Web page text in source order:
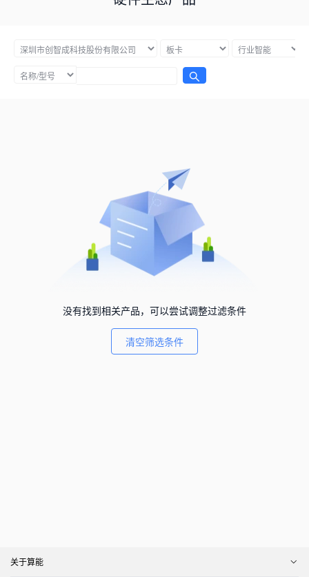
没有找到相关产品，可以尝试调整过滤条件
清空筛选条件
关于算能